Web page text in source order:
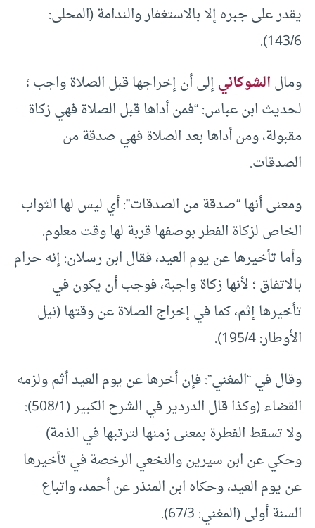
يقدر على جبره إلا بالاستغفار والندامة (المحلى:
143/6).
ومالالشوكانيإلى أن إخراجها قبل الصلاة واجب ؛
لحديث ابن عباس: “فمن أداها قبل الصلاة فهي زكاة
مقبولة، ومن أداها بعد الصلاة فهي صدقة من
الصدقات.
ومعنى أنها “صدقة من الصدقات”: أي ليس لها الثواب
الخاص لزكاة الفطر بوصفها قربة لها وقت معلوم.
وأما تأخيرها عن يوم العيد، فقال ابن رسلان: إنه حرام
بالاتفاق ؛ لأنها زكاة واجبة، فوجب أن يكون في
تأخيرها إثم، كما في إخراج الصلاة عن وقتها (نيل
الأوطار: 195/4).
وقال في “المغني”: فإن أخرها عن يوم العيد أثم ولزمه
القضاء (وكذا قال الدردير في الشرح الكبير (508/1):
ولا تسقط الفطرة بمعنى زمنها لترتبها في الذمة)
وحكي عن ابن سيرين والنخعي الرخصة في تأخيرها
عن يوم العيد، وحكاه ابن المنذر عن أحمد، واتباع
السنة أولى (المغني: 67/3).